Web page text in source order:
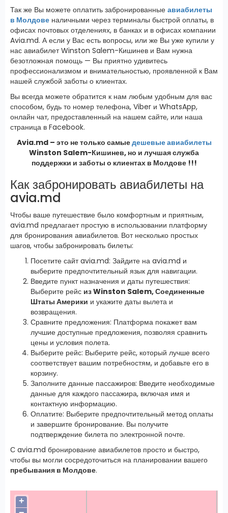
Так же Вы можете оплатить забронированные авиабилеты
в Молдове наличными через терминалы быстрой оплаты, в
офисах почтовых отделениях, в банках и в офисах компании
Avia.md. А если у Вас есть вопросы, или же Вы уже купили у
нас авиабилет Winston Salem-Кишинев и Вам нужна
безотложная помощь — Вы приятно удивитесь
профессионализмом и внимательностью, проявленной к Вам
нашей службой заботы о клиентах.
Вы всегда можете обратится к нам любым удобным для вас
способом, будь то номер телефона, Viber и WhatsApp,
онлайн чат, предоставленный на нашем сайте, или наша
страница в Facebook.
Avia.md – это не только самыедешевые авиабилеты
Winston Salem-Кишинев, но и лучшая служба
поддержки и заботы о клиентах в Молдове !!!
Как забронировать авиабилеты на
avia.md
Чтобы ваше путешествие было комфортным и приятным,
avia.md предлагает простую в использовании платформу
для бронирования авиабилетов. Вот несколько простых
шагов, чтобы забронировать билеты:
Посетите сайт avia.md: Зайдите на avia.md и
выберите предпочтительный язык для навигации.
Введите пункт назначения и даты путешествия:
Выберите рейс из Winston Salem, Соединенные
Штаты Америки и укажите даты вылета и
возвращения.
Сравните предложения: Платформа покажет вам
лучшие доступные предложения, позволяя сравнить
цены и условия полета.
Выберите рейс: Выберите рейс, который лучше всего
соответствует вашим потребностям, и добавьте его в
корзину.
Заполните данные пассажиров: Введите необходимые
данные для каждого пассажира, включая имя и
контактную информацию.
Оплатите: Выберите предпочтительный метод оплаты
и завершите бронирование. Вы получите
подтверждение билета по электронной почте.
С avia.md бронирование авиабилетов просто и быстро,
чтобы вы могли сосредоточиться на планировании вашего
пребывания в Молдове.
+